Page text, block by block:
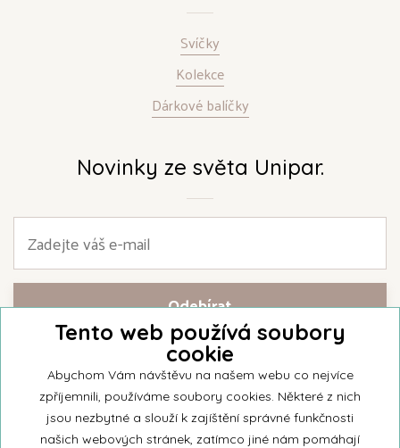
Svíčky
Kolekce
Dárkové balíčky
Novinky ze světa Unipar.
Přihlašte se k našemu newsletteru a buďte jako první informováni o
nejnovějších kolekcích svíček a aktualitách z rodinné firmy Unipar.
Tento web používá soubory
cookie
Abychom Vám návštěvu na našem webu co nejvíce
zpříjemnili, používáme soubory cookies. Některé z nich
jsou nezbytné a slouží k zajíštění správné funkčnosti
našich webových stránek, zatímco jiné nám pomáhají